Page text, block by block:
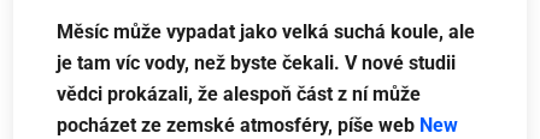
Měsíc může vypadat jako velká suchá koule, ale
je tam víc vody, než byste čekali. V nové studii
vědci prokázali, že alespoň část z ní může
pocházet ze zemské atmosféry, píše web New